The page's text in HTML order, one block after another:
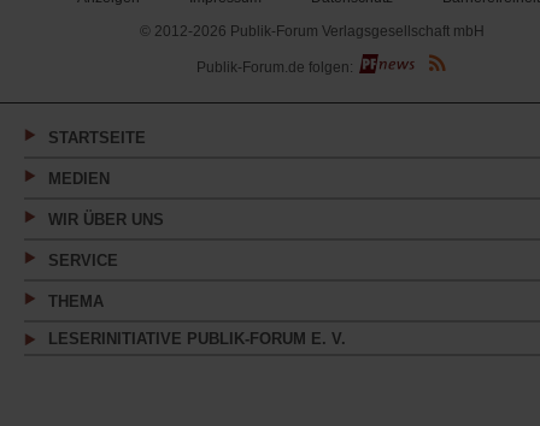
© 2012-2026 Publik-Forum Verlagsgesellschaft mbH
(Öffnet
in
neuen
Publik-Forum.de folgen:
STARTSEITE
MEDIEN
WIR ÜBER UNS
SERVICE
THEMA
LESERINITIATIVE PUBLIK-FORUM E. V.